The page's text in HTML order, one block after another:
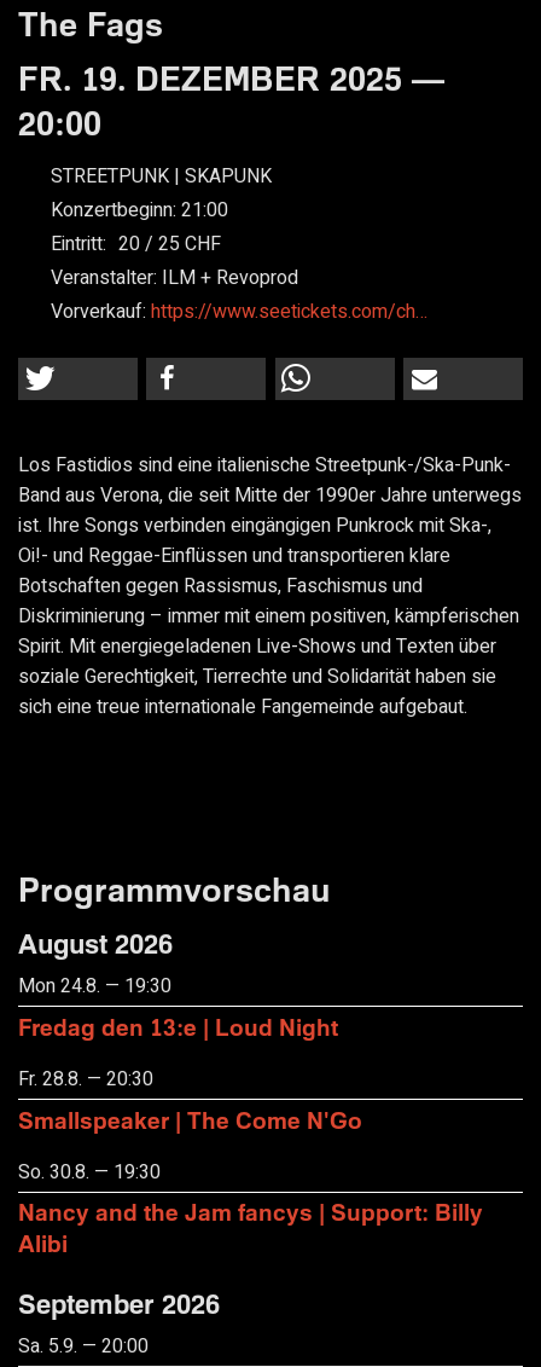
The Fags
FR. 19. DEZEMBER 2025 —
20:00
STREETPUNK | SKAPUNK
Konzertbeginn: 21:00
Eintritt: 20
25
Veranstalter: ILM + Revoprod
Vorverkauf: https://www.seetickets.com/ch…
Los Fastidios sind eine italienische Streetpunk-/Ska-Punk-
Band aus Verona, die seit Mitte der 1990er Jahre unterwegs
ist. Ihre Songs verbinden eingängigen Punkrock mit Ska-,
Oi!- und Reggae-Einflüssen und transportieren klare
Botschaften gegen Rassismus, Faschismus und
Diskriminierung – immer mit einem positiven, kämpferischen
Spirit. Mit energiegeladenen Live-Shows und Texten über
soziale Gerechtigkeit, Tierrechte und Solidarität haben sie
sich eine treue internationale Fangemeinde aufgebaut.
Programmvorschau
August 2026
Mon 24.8. — 19:30
Fredag den 13:e | Loud Night
Fr. 28.8. — 20:30
Smallspeaker | The Come N'Go
So. 30.8. — 19:30
Nancy and the Jam fancys | Support: Billy
Alibi
September 2026
Sa. 5.9. — 20:00